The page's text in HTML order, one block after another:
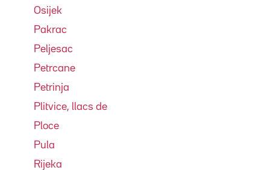
Osijek
Pakrac
Peljesac
Petrcane
Petrinja
Plitvice, llacs de
Ploce
Pula
Rijeka